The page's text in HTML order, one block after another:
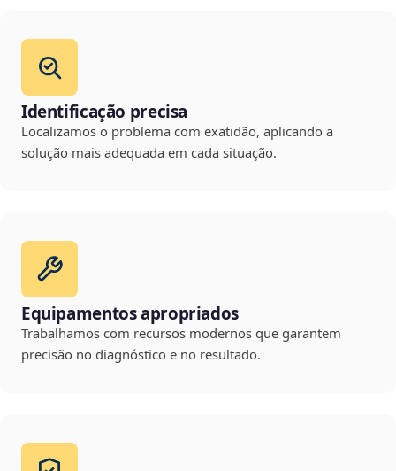
Identificação precisa
Localizamos o problema com exatidão, aplicando a
solução mais adequada em cada situação.
Equipamentos apropriados
Trabalhamos com recursos modernos que garantem
precisão no diagnóstico e no resultado.